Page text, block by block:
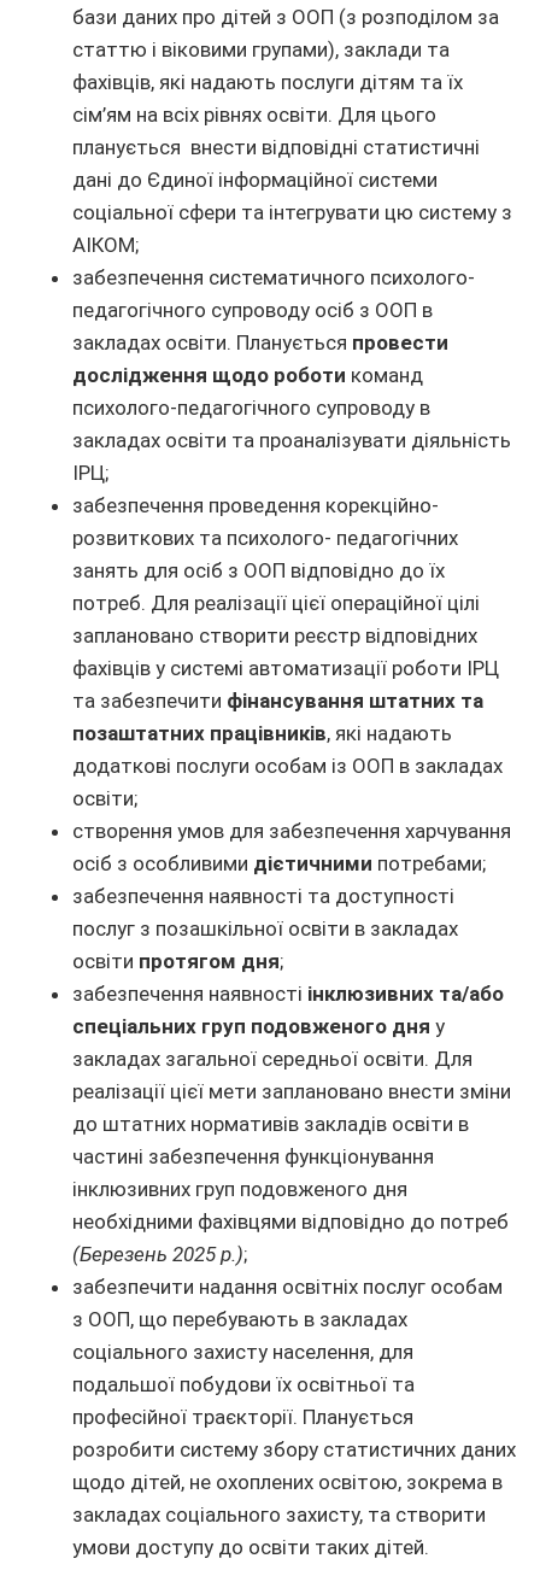
бази даних про дітей з ООП (з розподілом за
статтю і віковими групами), заклади та
фахівців, які надають послуги дітям та їх
сім’ям на всіх рівнях освіти. Для цього
планується внести відповідні статистичні
дані до Єдиної інформаційної системи
соціальної сфери та інтегрувати цю систему з
АІКОМ;
забезпечення систематичного психолого-
педагогічного супроводу осіб з ООП в
закладах освіти. Планується провести
дослідження щодо роботи команд
психолого-педагогічного супроводу в
закладах освіти та проаналізувати діяльність
ІРЦ;
забезпечення проведення корекційно-
розвиткових та психолого- педагогічних
занять для осіб з ООП відповідно до їх
потреб. Для реалізації цієї операційної цілі
заплановано створити реєстр відповідних
фахівців у системі автоматизації роботи ІРЦ
та забезпечити фінансування штатних та
позаштатних працівників, які надають
додаткові послуги особам із ООП в закладах
освіти;
створення умов для забезпечення харчування
осіб з особливими дієтичними потребами;
забезпечення наявності та доступності
послуг з позашкільної освіти в закладах
освіти протягом дня;
забезпечення наявності інклюзивних та/або
спеціальних груп подовженого дня у
закладах загальної середньої освіти. Для
реалізації цієї мети заплановано внести зміни
до штатних нормативів закладів освіти в
частині забезпечення функціонування
інклюзивних груп подовженого дня
необхідними фахівцями відповідно до потреб
(Березень 2025 р.);
забезпечити надання освітніх послуг особам
з ООП, що перебувають в закладах
соціального захисту населення, для
подальшої побудови їх освітньої та
професійної траєкторії. Планується
розробити систему збору статистичних даних
щодо дітей, не охоплених освітою, зокрема в
закладах соціального захисту, та створити
умови доступу до освіти таких дітей.